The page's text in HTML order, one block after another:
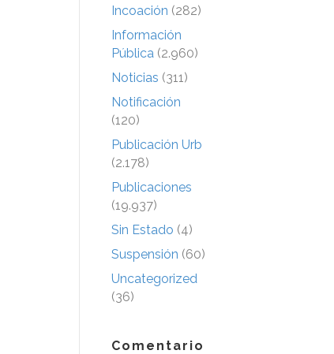
Incoación (282)
Información
Pública (2.960)
Noticias (311)
Notificación
(120)
Publicación Urb
(2.178)
Publicaciones
(19.937)
Sin Estado (4)
Suspensión (60)
Uncategorized
(36)
Comentario